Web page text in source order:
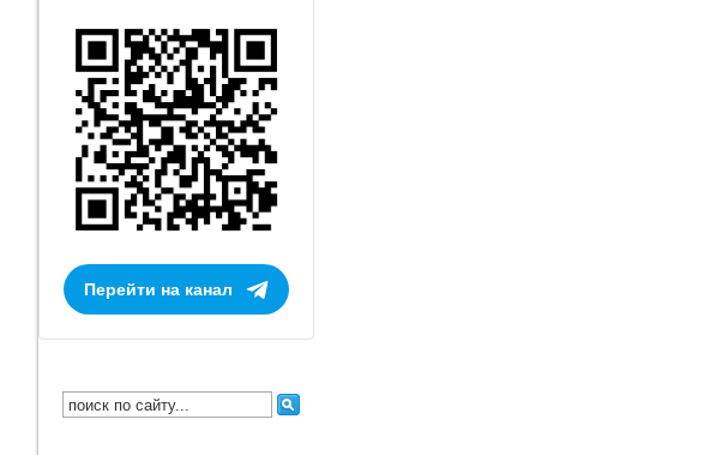
Перейти на канал